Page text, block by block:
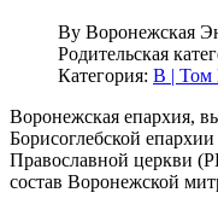
By Воронежская
Родительская
Категория: В | Том
Воронежская епархия,
Борисоглебской
Православной церкви
состав Воронежской